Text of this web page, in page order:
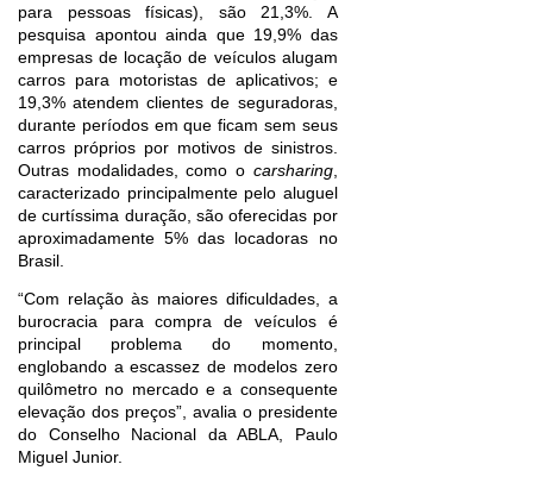
para pessoas físicas), são 21,3%. A
pesquisa apontou ainda que 19,9% das
empresas de locação de veículos alugam
carros para motoristas de aplicativos; e
19,3% atendem clientes de seguradoras,
durante períodos em que ficam sem seus
carros próprios por motivos de sinistros.
Outras modalidades, como o carsharing,
caracterizado principalmente pelo aluguel
de curtíssima duração, são oferecidas por
aproximadamente 5% das locadoras no
Brasil.
“Com relação às maiores dificuldades, a
burocracia para compra de veículos é
principal problema do momento,
englobando a escassez de modelos zero
quilômetro no mercado e a consequente
elevação dos preços”, avalia o presidente
do Conselho Nacional da ABLA, Paulo
Miguel Junior.